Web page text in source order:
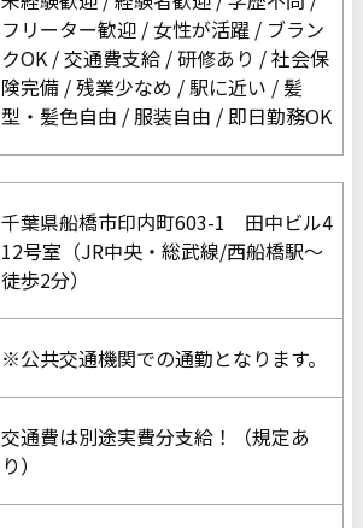
フリーター歓迎 / 女性が活躍 / ブラン
クOK / 交通費支給 / 研修あり / 社会保
険完備 / 残業少なめ / 駅に近い / 髪
型・髪色自由 / 服装自由 / 即日勤務OK
千葉県船橋市印内町603-1 田中ビル4
12号室（JR中央・総武線/西船橋駅〜
徒歩2分）
※公共交通機関での通勤となります。
交通費は別途実費分支給！（規定あ
り）